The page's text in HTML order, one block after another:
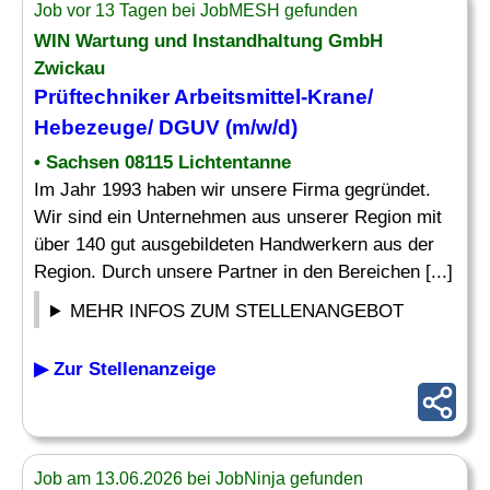
Job vor 13 Tagen bei JobMESH gefunden
WIN Wartung und Instandhaltung GmbH
Zwickau
Prüftechniker Arbeitsmittel-Krane/
Hebezeuge/ DGUV (m/w/d)
• Sachsen 08115 Lichtentanne
Im Jahr 1993 haben wir unsere Firma gegründet.
Wir sind ein Unternehmen aus unserer Region mit
über 140 gut ausgebildeten Handwerkern aus der
Region. Durch unsere Partner in den Bereichen [...]
MEHR INFOS ZUM STELLENANGEBOT
▶ Zur Stellenanzeige
Job am 13.06.2026 bei JobNinja gefunden